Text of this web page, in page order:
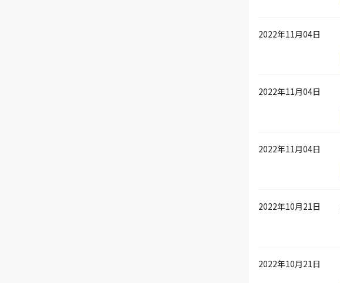
2022年11月04日
2022年11月04日
2022年11月04日
2022年10月21日
2022年10月21日